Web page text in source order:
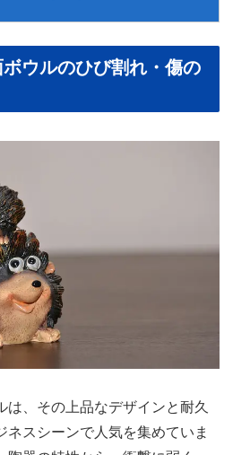
ウルのひび割れ・傷の
は、その上品なデザインと耐久
ネスシーンで人気を集めていま